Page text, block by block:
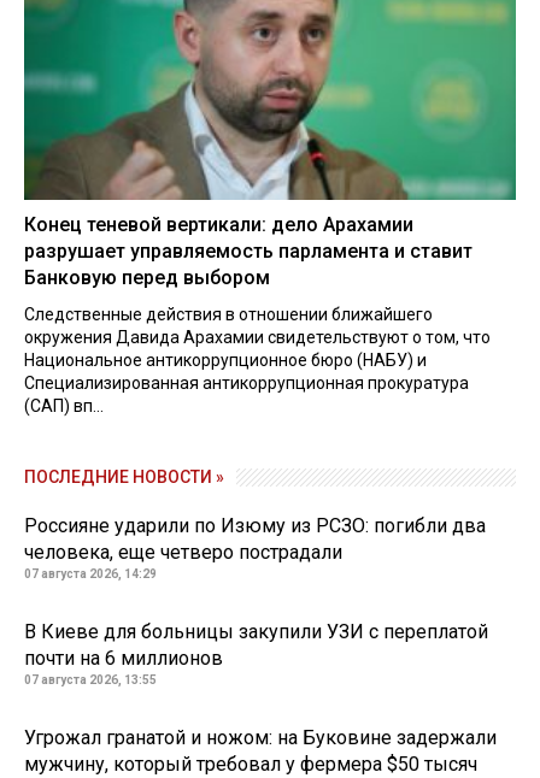
Конец теневой вертикали: дело Арахамии
разрушает управляемость парламента и ставит
Банковую перед выбором
Следственные действия в отношении ближайшего
окружения Давида Арахамии свидетельствуют о том, что
Национальное антикоррупционное бюро (НАБУ) и
Специализированная антикоррупционная прокуратура
(САП) вп...
ПОСЛЕДНИЕ НОВОСТИ »
Россияне ударили по Изюму из РСЗО: погибли два
человека, еще четверо пострадали
07 августа 2026, 14:29
В Киеве для больницы закупили УЗИ с переплатой
почти на 6 миллионов
07 августа 2026, 13:55
Угрожал гранатой и ножом: на Буковине задержали
мужчину, который требовал у фермера $50 тысяч